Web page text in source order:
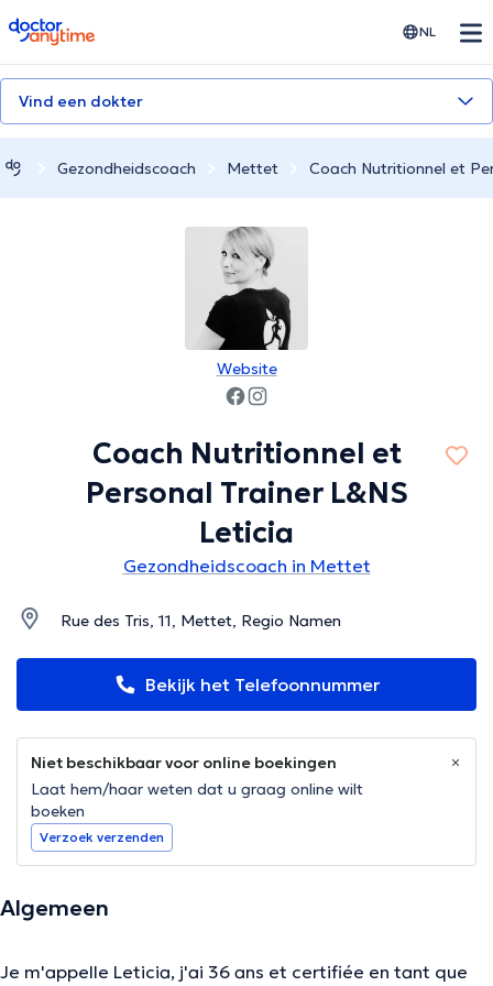
doctoranytime NL
Vind een dokter
Gezondheidscoach Mettet Coach Nutritionnel et
Website
Coach Nutritionnel et
Personal Trainer L&NS
Leticia
Gezondheidscoach in Mettet
Rue des Tris, 11, Mettet, Regio Namen
Bekijk het Telefoonnummer
Niet beschikbaar voor online boekingen
Laat hem/haar weten dat u graag online wilt
boeken
Verzoek verzenden
Algemeen
Je m'appelle Leticia, j'ai 36 ans et certifiée en tant que